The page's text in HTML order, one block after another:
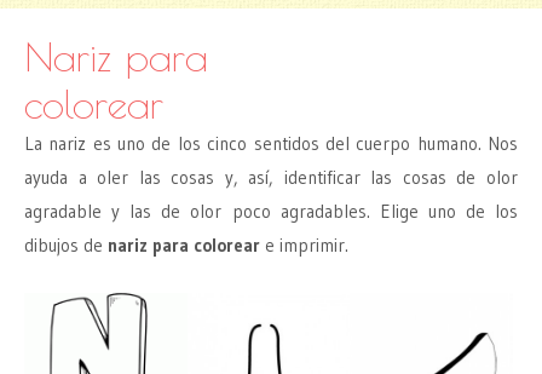
Nariz para
colorear
La nariz es uno de los cinco sentidos del cuerpo humano. Nos
ayuda a oler las cosas y, así, identificar las cosas de olor
agradable y las de olor poco agradables. Elige uno de los
dibujos de nariz para colorear e imprimir.